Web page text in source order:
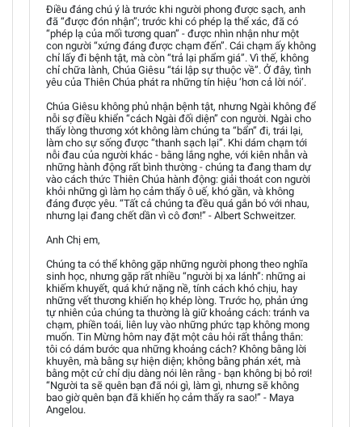
Điều đáng chú ý là trước khi người phong được sạch, anh
đã “được đón nhận”; trước khi có phép lạ thể xác, đã có
“phép lạ của mối tương quan” - được nhìn nhận như một
con người “xứng đáng được chạm đến”. Cái chạm ấy không
chỉ lấy đi bệnh tật, mà còn “trả lại phẩm giá”. Vì thế, không
chỉ chữa lành, Chúa Giêsu “tái lập sự thuộc về”. Ở đây, tình
yêu của Thiên Chúa phát ra những tín hiệu ‘hơn cả lời nói’.
Chúa Giêsu không phủ nhận bệnh tật, nhưng Ngài không để
nỗi sợ điều khiển “cách Ngài đối diện” con người. Ngài cho
thấy lòng thương xót không làm chúng ta “bẩn” đi, trái lại,
làm cho sự sống được “thanh sạch lại”. Khi dám chạm tới
nỗi đau của người khác - bằng lắng nghe, với kiên nhẫn và
những hành động rất bình thường - chúng ta đang tham dự
vào cách thức Thiên Chúa hành động: giải thoát con người
khỏi những gì làm họ cảm thấy ô uế, khó gần, và không
đáng được yêu. “Tất cả chúng ta đều quá gắn bó với nhau,
nhưng lại đang chết dần vì cô đơn!” - Albert Schweitzer.
Anh Chị em,
Chúng ta có thể không gặp những người phong theo nghĩa
sinh học, nhưng gặp rất nhiều “người bị xa lánh”: những ai
khiếm khuyết, quá khứ nặng nề, tính cách khó chịu, hay
những vết thương khiến họ khép lòng. Trước họ, phản ứng
tự nhiên của chúng ta thường là giữ khoảng cách: tránh va
chạm, phiền toái, liên luỵ vào những phức tạp không mong
muốn. Tin Mừng hôm nay đặt một câu hỏi rất thẳng thắn:
tôi có dám bước qua những khoảng cách? Không bằng lời
khuyên, mà bằng sự hiện diện; không bằng phán xét, mà
bằng một cử chỉ dịu dàng nói lên rằng - bạn không bị bỏ rơi!
“Người ta sẽ quên bạn đã nói gì, làm gì, nhưng sẽ không
bao giờ quên bạn đã khiến họ cảm thấy ra sao!” - Maya
Angelou.